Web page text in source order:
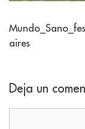
aires
Deja un